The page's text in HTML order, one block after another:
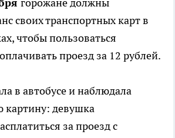
горожане должны
своих транспортных карт в
чтобы пользоваться
проезд за 12 рублей.
в автобусе и наблюдала
картину: девушка
за проезд с